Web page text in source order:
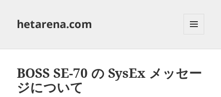
hetarena.com
ーとウ
BOSS SE-70 の SysEx メッセー
ジについて